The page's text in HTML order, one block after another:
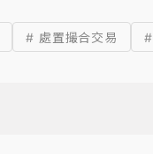
# 處置撮合交易